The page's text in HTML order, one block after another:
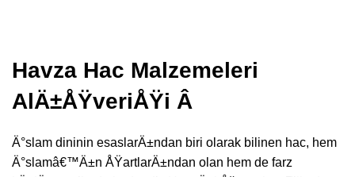
piÃ¹ qui
Havza Hac Malzemeleri
AlÄ±ÅŸveriÅŸi Â
Ä°slam dininin esaslarÄ±ndan biri olarak bilinen hac, hem
Ä°slamâ€™Ä±n ÅŸartlarÄ±ndan olan hem de farz